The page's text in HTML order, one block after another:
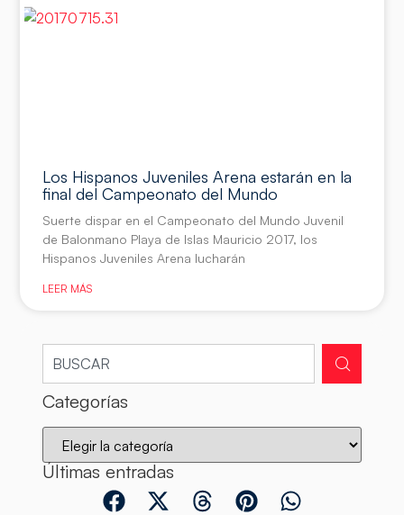
Los Hispanos Juveniles Arena estarán en la
final del Campeonato del Mundo
Suerte dispar en el Campeonato del Mundo Juvenil
de Balonmano Playa de Islas Mauricio 2017, los
Hispanos Juveniles Arena lucharán
LEER MÁS
Categorías
Últimas entradas